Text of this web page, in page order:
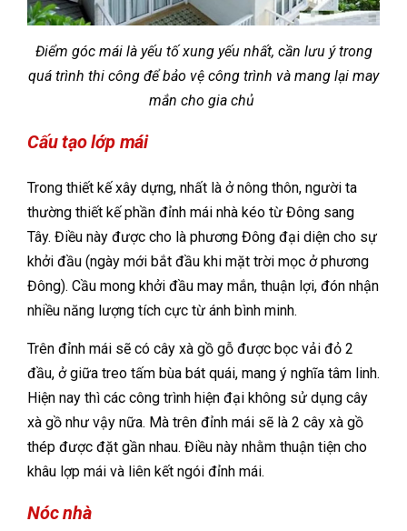
Điểm góc mái là yếu tố xung yếu nhất, cần lưu ý trong
quá trình thi công để bảo vệ công trình và mang lại may
mắn cho gia chủ
Cấu tạo lớp mái
Trong thiết kế xây dựng, nhất là ở nông thôn, người ta
thường thiết kế phần đỉnh mái nhà kéo từ Đông sang
Tây. Điều này được cho là phương Đông đại diện cho sự
khởi đầu (ngày mới bắt đầu khi mặt trời mọc ở phương
Đông). Cầu mong khởi đầu may mắn, thuận lợi, đón nhận
nhiều năng lượng tích cực từ ánh bình minh.
Trên đỉnh mái sẽ có cây xà gồ gỗ được bọc vải đỏ 2
đầu, ở giữa treo tấm bùa bát quái, mang ý nghĩa tâm linh.
Hiện nay thì các công trình hiện đại không sử dụng cây
xà gồ như vậy nữa. Mà trên đỉnh mái sẽ là 2 cây xà gồ
thép được đặt gần nhau. Điều này nhằm thuận tiện cho
khâu lợp mái và liên kết ngói đỉnh mái.
Nóc nhà